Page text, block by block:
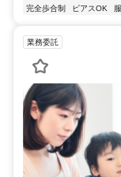
完全歩合制
ピアスOK
業務委託